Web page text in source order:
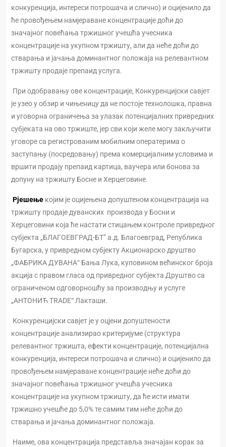
конкуренција, интереси потрошача и слично) и оцијенило да
ће провођењем намјераване концентрације доћи до
значајног повећања тржишног учешћа учесника
концентрације на укупном тржишту, али да неће доћи до
стварања и јачања доминантног положаја на релевантном
тржишту продаје препаид услуга.
При одобравању ове концентрације, Конкуренцијски савјет
је узео у обзир и чињеницу да не постоје технолошка, правна
и уговорна ограничења за улазак потенцијалних привредних
субјеката на ово тржиште, јер сви који желе могу закључити
уговоре са регистрованим мобилним оператерима о
заступању (посредовању) према комерцијалним условима и
вршити продају препаид картица, ваучера или бонова за
допуну на тржишту Босне и Херцеговине.
Рјешење којим је оцијењена допуштеном концентрација на
тржишту продаје дуванских производа у Босни и
Херцеговини која ће настати стицањем контроле привредног
субјекта „БЛАГОЕВГРАД-БТ” а.д. Благоевград, Република
Бугарска, у привредном субјекту Акционарско друштво
„ФАБРИКА ДУВАНА“ Бања Лука, куповином већинског броја
акција с правом гласа од привредног субјекта Друштво са
ограниченом одговорношћу за производњу и услуге
„АНТОНИЋ ТRАDЕ“ Лакташи.
Конкуренцијски савјет је у оцјени допуштености
концентрације анализирао критеријуме (структура
релевантног тржишта, ефекти концентрације, потенцијална
конкуренција, интереси потрошача и слично) и оцијенило да
провођењем намјераване концентрације неће доћи до
значајног повећања тржишног учешћа учесника
концентрације на укупном тржишту, да ће исти имати
тржишно учешће до 5,0% те самим тим неће доћи до
стварања и јачања доминантног положаја.
Наиме, ова концентрација представља значајан корак за